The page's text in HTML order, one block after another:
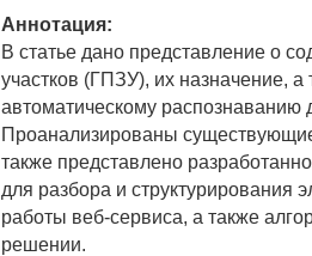
Аннотация:
В статье дано представление о
участков (ГПЗУ), их назначение, а
автоматическому распознаванию
Проанализированы
также представлено
для разбора и структурирования
работы веб-сервиса, а также
решении.